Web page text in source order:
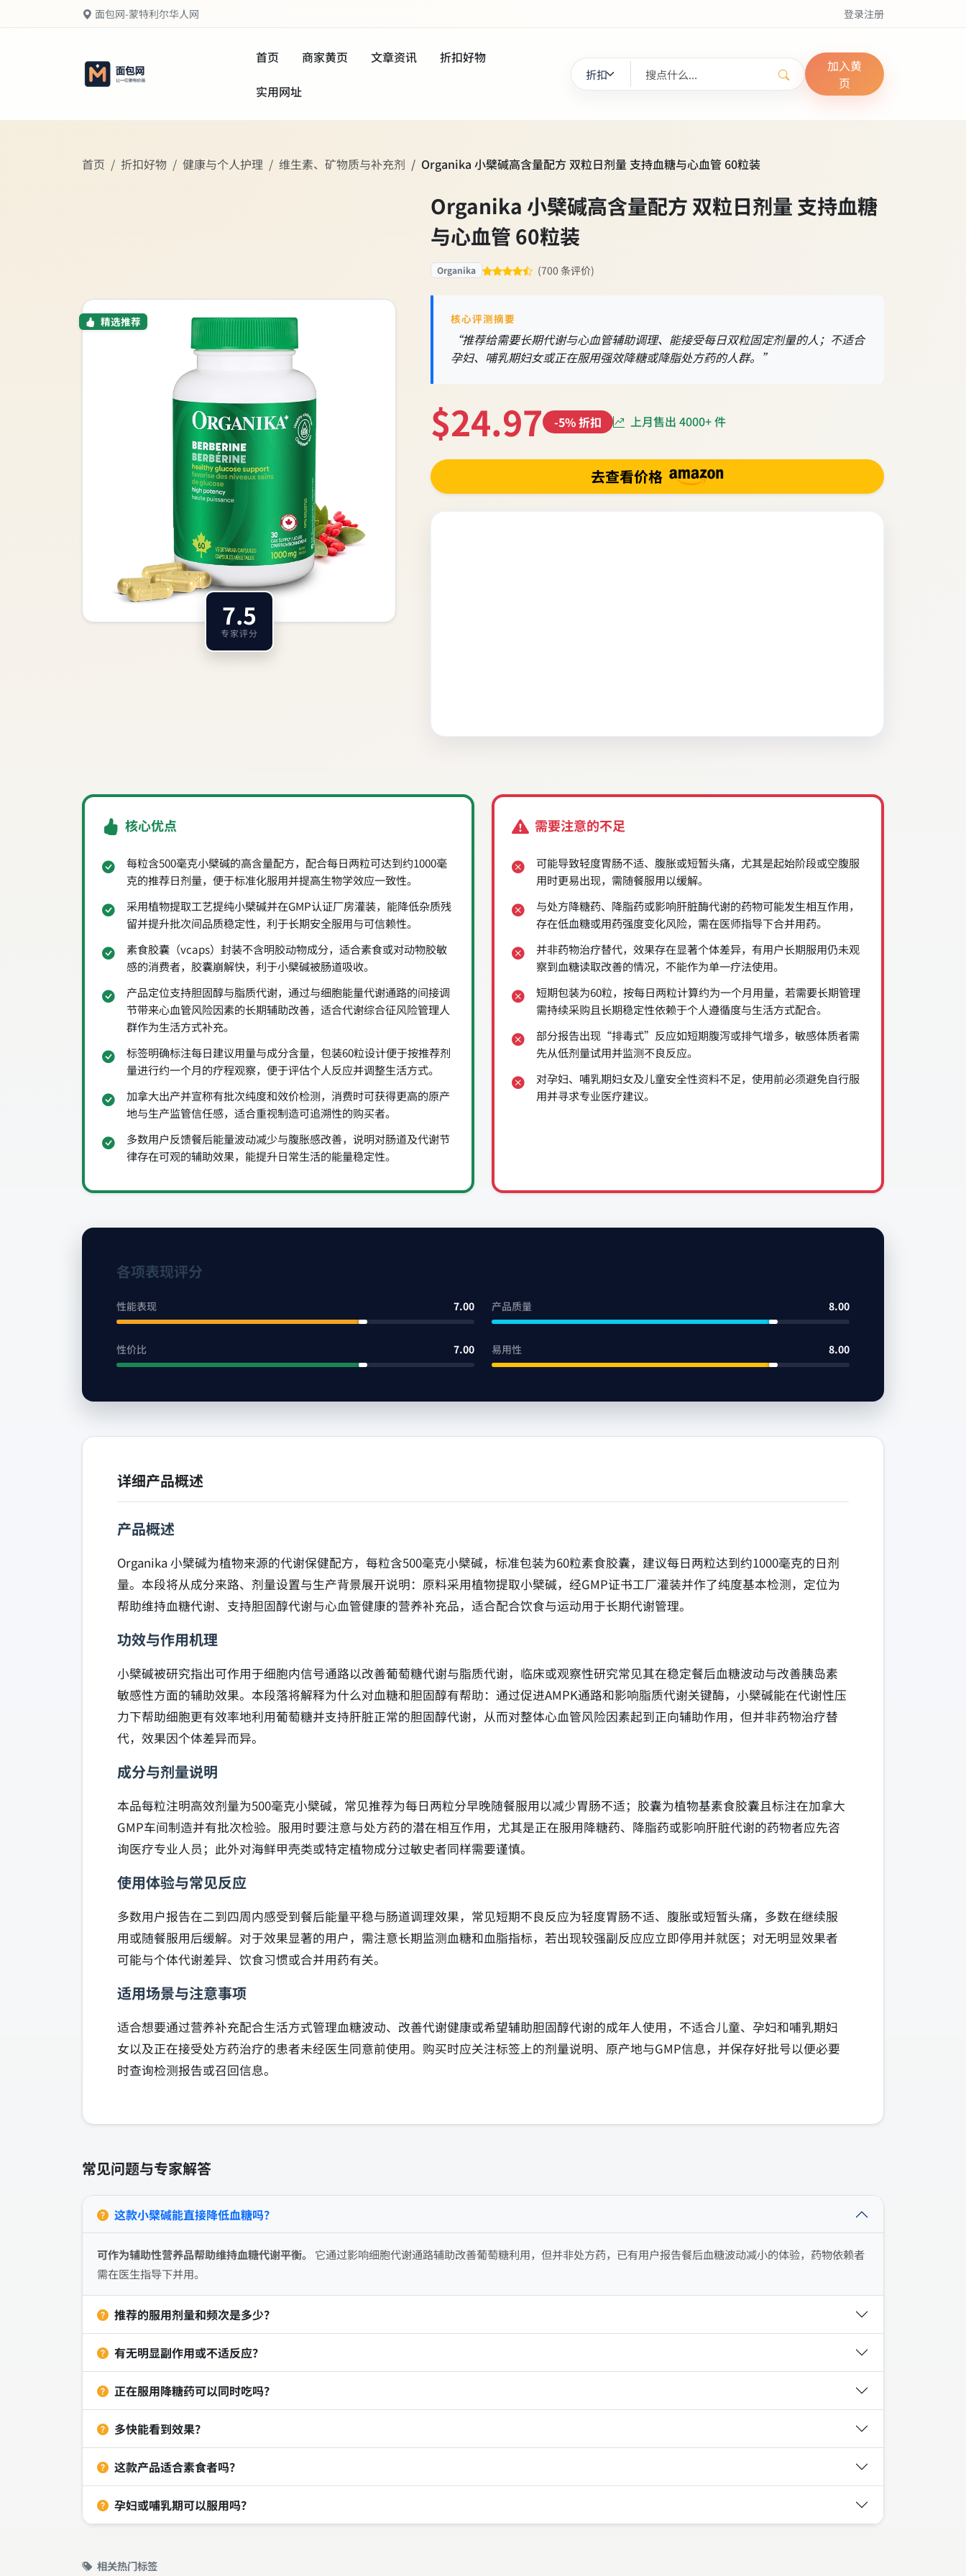
面包网-蒙特利尔华人网 登录注册
首页 商家黄页 文章资讯 折扣好物
实用网址
加入黄
页
首页 折扣好物 健康与个人护理 维生素、矿物质与补充剂 Organika 小檗碱高含量配方 双粒日剂量 支持血糖与心血管 60粒装
精选推荐
7.5
专家评分
Organika 小檗碱高含量配方 双粒日剂量 支持血糖
与心血管 60粒装
Organika (700 条评价)
核心评测摘要
“推荐给需要长期代谢与心血管辅助调理、能接受每日双粒固定剂量的人；不适合
孕妇、哺乳期妇女或正在服用强效降糖或降脂处方药的人群。”
$24.97 -5% 折扣 上月售出 4000+ 件
去查看价格
核心优点
每粒含500毫克小檗碱的高含量配方，配合每日两粒可达到约1000毫
克的推荐日剂量，便于标准化服用并提高生物学效应一致性。
采用植物提取工艺提纯小檗碱并在GMP认证厂房灌装，能降低杂质残
留并提升批次间品质稳定性，利于长期安全服用与可信赖性。
素食胶囊（vcaps）封装不含明胶动物成分，适合素食或对动物胶敏
感的消费者，胶囊崩解快，利于小檗碱被肠道吸收。
产品定位支持胆固醇与脂质代谢，通过与细胞能量代谢通路的间接调
节带来心血管风险因素的长期辅助改善，适合代谢综合征风险管理人
群作为生活方式补充。
标签明确标注每日建议用量与成分含量，包装60粒设计便于按推荐剂
量进行约一个月的疗程观察，便于评估个人反应并调整生活方式。
加拿大出产并宣称有批次纯度和效价检测，消费时可获得更高的原产
地与生产监管信任感，适合重视制造可追溯性的购买者。
多数用户反馈餐后能量波动减少与腹胀感改善，说明对肠道及代谢节
律存在可观的辅助效果，能提升日常生活的能量稳定性。
需要注意的不足
可能导致轻度胃肠不适、腹胀或短暂头痛，尤其是起始阶段或空腹服
用时更易出现，需随餐服用以缓解。
与处方降糖药、降脂药或影响肝脏酶代谢的药物可能发生相互作用，
存在低血糖或用药强度变化风险，需在医师指导下合并用药。
并非药物治疗替代，效果存在显著个体差异，有用户长期服用仍未观
察到血糖读取改善的情况，不能作为单一疗法使用。
短期包装为60粒，按每日两粒计算约为一个月用量，若需要长期管理
需持续采购且长期稳定性依赖于个人遵循度与生活方式配合。
部分报告出现“排毒式”反应如短期腹泻或排气增多，敏感体质者需
先从低剂量试用并监测不良反应。
对孕妇、哺乳期妇女及儿童安全性资料不足，使用前必须避免自行服
用并寻求专业医疗建议。
各项表现评分
性能表现 7.00 产品质量 8.00
性价比 7.00 易用性 8.00
详细产品概述
产品概述
Organika 小檗碱为植物来源的代谢保健配方，每粒含500毫克小檗碱，标准包装为60粒素食胶囊，建议每日两粒达到约1000毫克的日剂
量。本段将从成分来路、剂量设置与生产背景展开说明：原料采用植物提取小檗碱，经GMP证书工厂灌装并作了纯度基本检测，定位为
帮助维持血糖代谢、支持胆固醇代谢与心血管健康的营养补充品，适合配合饮食与运动用于长期代谢管理。
功效与作用机理
小檗碱被研究指出可作用于细胞内信号通路以改善葡萄糖代谢与脂质代谢，临床或观察性研究常见其在稳定餐后血糖波动与改善胰岛素
敏感性方面的辅助效果。本段落将解释为什么对血糖和胆固醇有帮助：通过促进AMPK通路和影响脂质代谢关键酶，小檗碱能在代谢性压
力下帮助细胞更有效率地利用葡萄糖并支持肝脏正常的胆固醇代谢，从而对整体心血管风险因素起到正向辅助作用，但并非药物治疗替
代，效果因个体差异而异。
成分与剂量说明
本品每粒注明高效剂量为500毫克小檗碱，常见推荐为每日两粒分早晚随餐服用以减少胃肠不适；胶囊为植物基素食胶囊且标注在加拿大
GMP车间制造并有批次检验。服用时要注意与处方药的潜在相互作用，尤其是正在服用降糖药、降脂药或影响肝脏代谢的药物者应先咨
询医疗专业人员；此外对海鲜甲壳类或特定植物成分过敏史者同样需要谨慎。
使用体验与常见反应
多数用户报告在二到四周内感受到餐后能量平稳与肠道调理效果，常见短期不良反应为轻度胃肠不适、腹胀或短暂头痛，多数在继续服
用或随餐服用后缓解。对于效果显著的用户，需注意长期监测血糖和血脂指标，若出现较强副反应应立即停用并就医；对无明显效果者
可能与个体代谢差异、饮食习惯或合并用药有关。
适用场景与注意事项
适合想要通过营养补充配合生活方式管理血糖波动、改善代谢健康或希望辅助胆固醇代谢的成年人使用，不适合儿童、孕妇和哺乳期妇
女以及正在接受处方药治疗的患者未经医生同意前使用。购买时应关注标签上的剂量说明、原产地与GMP信息，并保存好批号以便必要
时查询检测报告或召回信息。
常见问题与专家解答
这款小檗碱能直接降低血糖吗？
可作为辅助性营养品帮助维持血糖代谢平衡。 它通过影响细胞代谢通路辅助改善葡萄糖利用，但并非处方药，已有用户报告餐后血糖波动减小的体验，药物依赖者
需在医生指导下并用。
推荐的服用剂量和频次是多少？
有无明显副作用或不适反应？
正在服用降糖药可以同时吃吗？
多快能看到效果？
这款产品适合素食者吗？
孕妇或哺乳期可以服用吗？
相关热门标签